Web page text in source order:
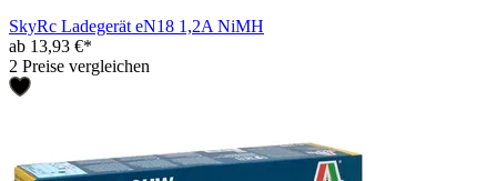
SkyRc Ladegerät eN18 1,2A NiMH
ab 13,93 €*
2 Preise vergleichen